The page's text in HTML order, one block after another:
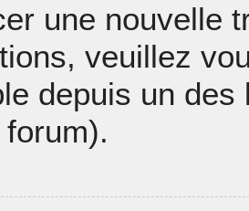
une nouvelle
veuillez
depuis un